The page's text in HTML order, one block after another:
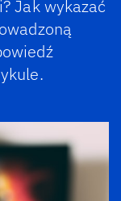
Jak wykazać